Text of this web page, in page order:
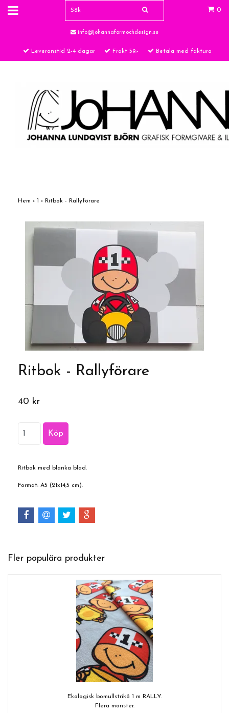
0
info@johannaformochdesign.se
Leveranstid 2-4 dagar Frakt 59:- Betala med faktura
Hem › 1 › Ritbok - Rallyförare
Ritbok - Rallyförare
40 kr
Ritbok med blanka blad.
Format: A5 (21x14,5 cm).
Fler populära produkter
Ekologisk bomullstrikå 1 m RALLY.
Flera mönster.